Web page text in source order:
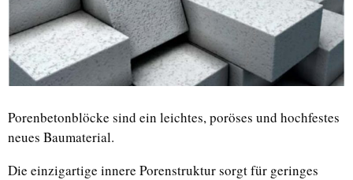
Porenbetonblöcke sind ein leichtes, poröses und hochfestes
neues Baumaterial.
Die einzigartige innere Porenstruktur sorgt für geringes